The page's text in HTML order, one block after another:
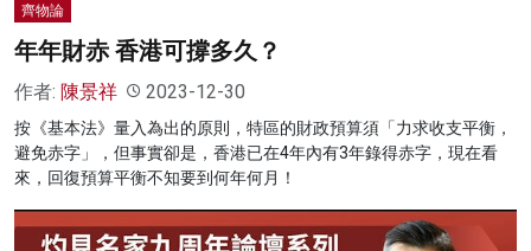
齊物論
年年財赤 香港可撐多久？
作者: 陳景祥 2023-12-30
按《基本法》量入為出的原則，特區的財政預算須「力求收支平衡，
避免赤字」，但事實卻是，香港已在4年內有3年錄得赤字，現在看
來，回復預算平衡不知要到何年何月！